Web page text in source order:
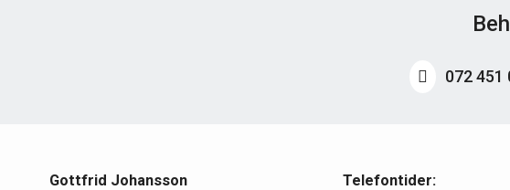
072 451
Gottfrid Johansson Telefontider: